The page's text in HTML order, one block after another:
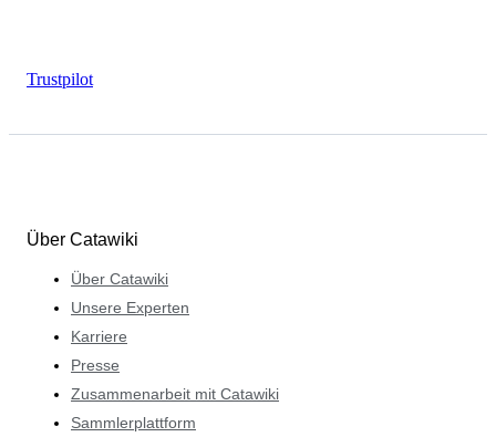
Trustpilot
Über Catawiki
Über Catawiki
Unsere Experten
Karriere
Presse
Zusammenarbeit mit Catawiki
Sammlerplattform